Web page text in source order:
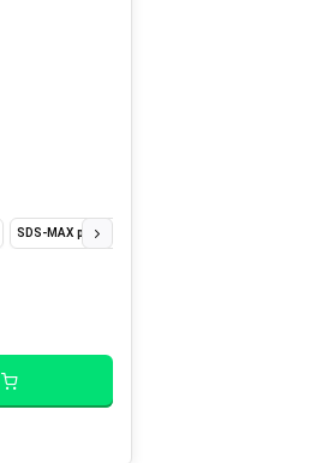
SDS-MAX platte beitel 400 x 25 mm